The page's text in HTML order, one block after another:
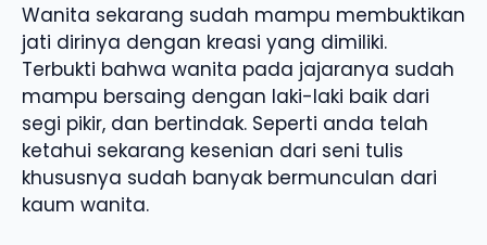
Wanita sekarang sudah mampu membuktikan
jati dirinya dengan kreasi yang dimiliki.
Terbukti bahwa wanita pada jajaranya sudah
mampu bersaing dengan laki-laki baik dari
segi pikir, dan bertindak. Seperti anda telah
ketahui sekarang kesenian dari seni tulis
khususnya sudah banyak bermunculan dari
kaum wanita.